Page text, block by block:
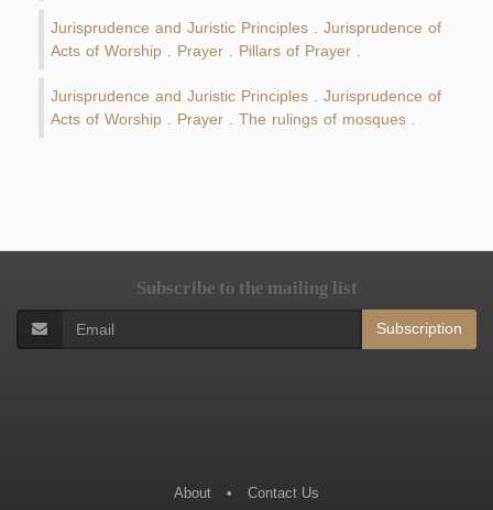
Jurisprudence and Juristic Principles Jurisprudence of
Acts of Worship Prayer Pillars of Prayer
Jurisprudence and Juristic Principles Jurisprudence of
Acts of Worship Prayer The rulings of mosques
Subscribe to the mailing list
Subscription
About • Contact Us